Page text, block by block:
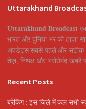
Uttarakhand
Uttarakhand Broadcast
भारत और दुनिया भर की ताज़ा
अपडेट्स सबसे पहले और सटीक
तेज़, निष्पक्ष और भरोसेमंद खबरें
Recent Posts
ब्रेकिंग : इस जिले में कल सभी